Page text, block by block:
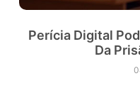
Perícia Digital
Da